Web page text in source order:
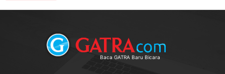
Baca GATRA Baru Bicara